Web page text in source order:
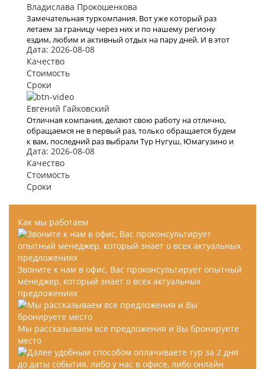
Владислава Прокошенкова
Замечательная туркомпания. Вот уже который раз
летаем за границу через них и по нашему региону
ездим, любим и активный отдых на пару дней. И в этот
раз тоже купили очередной тур через них. Вежливый
персонал , дружественный коллектив. Быстро и
моментально нашли тур по всем нашим параметрам , в
итоге мы выбрали Тур Паттайя. Спасибо всему
коллективу кампании. В следующий раз обязательно
воспользуемся вашими услугами .
Дата: 2026-08-08
Качество
Стоимость
Сроки
Евгений Гайковский
Отличная компания, делают свою работу на отлично,
обращаемся не в первый раз, только обращается будем
к вам, последний раз выбрали Тур Нугуш, Юмагузино и
Мурадымовское ущелье на 3 дня
Дата: 2026-08-08
Качество
Стоимость
Сроки
Как мы работаем
Звоните к нам в офис, Вас проконсультирует опытный
менеджер, который знает о всех актуальных
предложениях
Мы рассказываем все предложения и Вы бронируете
место